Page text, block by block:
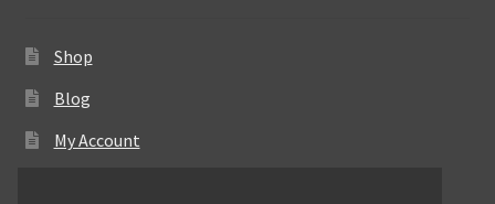
Shop
Blog
My Account